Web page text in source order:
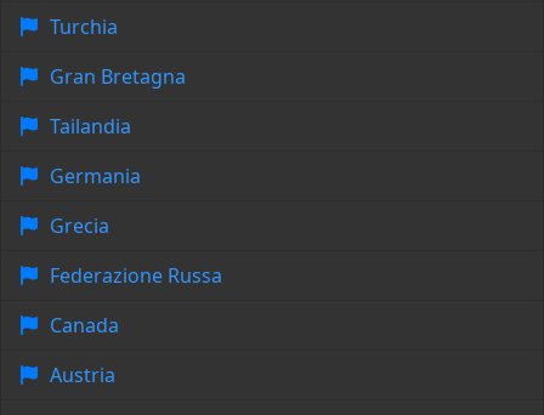
Turchia
Gran Bretagna
Tailandia
Germania
Grecia
Federazione Russa
Canada
Austria